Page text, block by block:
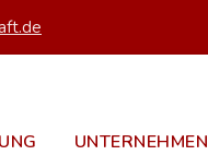
UNTERNEHMEN